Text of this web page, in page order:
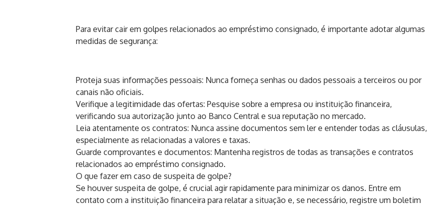
Para evitar cair em golpes relacionados ao empréstimo consignado, é importante adotar algumas
medidas de segurança:
Proteja suas informações pessoais: Nunca forneça senhas ou dados pessoais a terceiros ou por
canais não oficiais.
Verifique a legitimidade das ofertas: Pesquise sobre a empresa ou instituição financeira,
verificando sua autorização junto ao Banco Central e sua reputação no mercado.
Leia atentamente os contratos: Nunca assine documentos sem ler e entender todas as cláusulas,
especialmente as relacionadas a valores e taxas.
Guarde comprovantes e documentos: Mantenha registros de todas as transações e contratos
relacionados ao empréstimo consignado.
O que fazer em caso de suspeita de golpe?
Se houver suspeita de golpe, é crucial agir rapidamente para minimizar os danos. Entre em
contato com a instituição financeira para relatar a situação e, se necessário, registre um boletim